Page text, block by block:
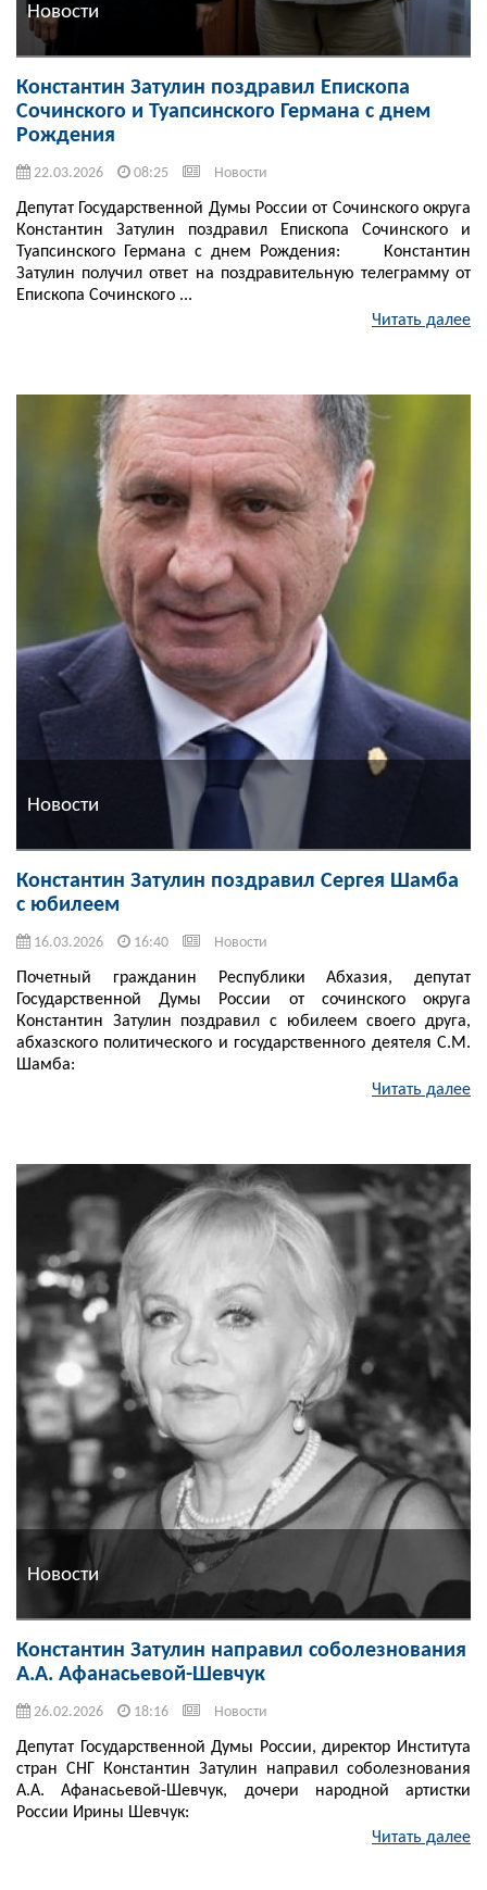
Новости
Константин Затулин поздравил Епископа
Сочинского и Туапсинского Германа с днем
Рождения
22.03.2026 08:25 Новости
Депутат Государственной Думы России от Сочинского округа
Константин Затулин поздравил Епископа Сочинского и
Туапсинского Германа с днем Рождения: Константин
Затулин получил ответ на поздравительную телеграмму от
Епископа Сочинского ...
Читать далее
Новости
Константин Затулин поздравил Сергея Шамба
с юбилеем
16.03.2026 16:40 Новости
Почетный гражданин Республики Абхазия, депутат
Государственной Думы России от сочинского округа
Константин Затулин поздравил с юбилеем своего друга,
абхазского политического и государственного деятеля С.М.
Шамба:
Читать далее
Новости
Константин Затулин направил соболезнования
А.А. Афанасьевой-Шевчук
26.02.2026 18:16 Новости
Депутат Государственной Думы России, директор Института
стран СНГ Константин Затулин направил соболезнования
А.А. Афанасьевой-Шевчук, дочери народной артистки
России Ирины Шевчук:
Читать далее